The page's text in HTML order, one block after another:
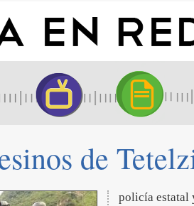
de
policía estatal